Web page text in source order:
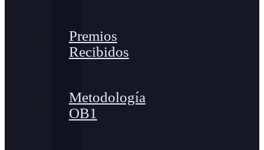
Premios
Recibidos
Metodología
OB1